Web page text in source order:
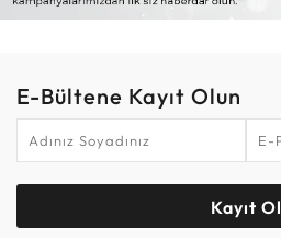
E-Bültene Kayıt Olun
Kayıt Ol